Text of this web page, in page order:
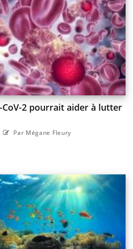
CoV-2 pourrait aider à lutter
Par Mégane Fleury